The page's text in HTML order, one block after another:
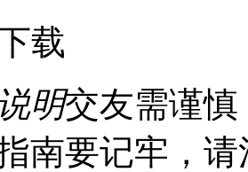
载
明交友需谨
南要记牢，